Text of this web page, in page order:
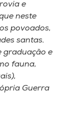
e
neste
povoados,
santas.
graduação e
fauna,
Guerra